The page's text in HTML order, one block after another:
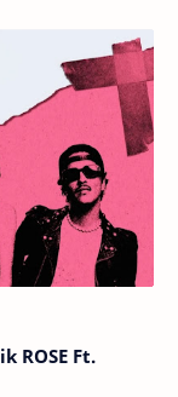
ROSE Ft.